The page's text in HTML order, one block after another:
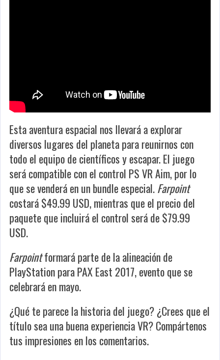
Esta aventura espacial nos llevará a explorar
diversos lugares del planeta para reunirnos con
todo el equipo de científicos y escapar. El juego
será compatible con el control PS VR Aim, por lo
que se venderá en un bundle especial.Farpoint
costará $49.99 USD, mientras que el precio del
paquete que incluirá el control será de $79.99
USD.
Farpointformará parte de la alineación de
PlayStation para PAX East 2017, evento que se
celebrará en mayo.
¿Qué te parece la historia del juego? ¿Crees que el
título sea una buena experiencia VR? Compártenos
tus impresiones en los comentarios.